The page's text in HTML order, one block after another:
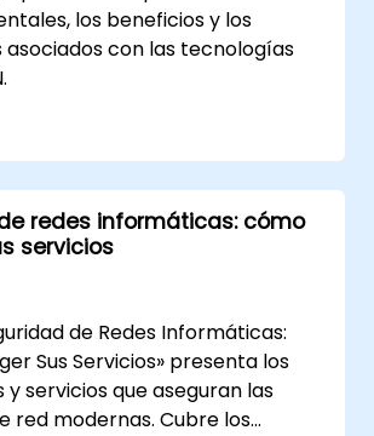
los beneficios y los
asociados con las tecnologías
a las necesidades de la
e implementar soluciones
de manera efectiva.
y gestionar funciones de
dentro de una red SD-WAN.
gestionar y resolver
redes informáticas: cómo
servicios
de Redes Informáticas:
Sus Servicios» presenta los
y servicios que aseguran las
red modernas. Cubre los